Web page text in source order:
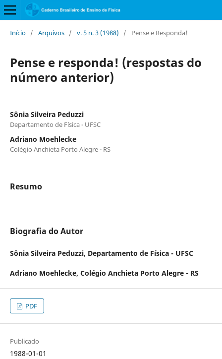
Início / Arquivos / v. 5 n. 3 (1988) / Pense e Responda!
Pense e responda! (respostas do
número anterior)
Sônia Silveira Peduzzi
Departamento de Física - UFSC
Adriano Moehlecke
Colégio Anchieta Porto Alegre - RS
Resumo
Biografia do Autor
Sônia Silveira Peduzzi, Departamento de Física - UFSC
Adriano Moehlecke, Colégio Anchieta Porto Alegre - RS
PDF
Publicado
1988-01-01